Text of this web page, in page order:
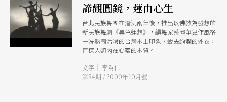
諦觀圓鏡，蓮由心生
台北民族舞團在潛沉兩年後，推出以佛教為發想的
新民族舞劇《異色蓮想》，編舞家蔡麗華舞作風格
一洗熱鬧活潑的台灣本土印象，蛻去絢爛的外衣，
直探人類内在心靈的本質。
文字 | 李為仁
第94期 / 2000年10月號